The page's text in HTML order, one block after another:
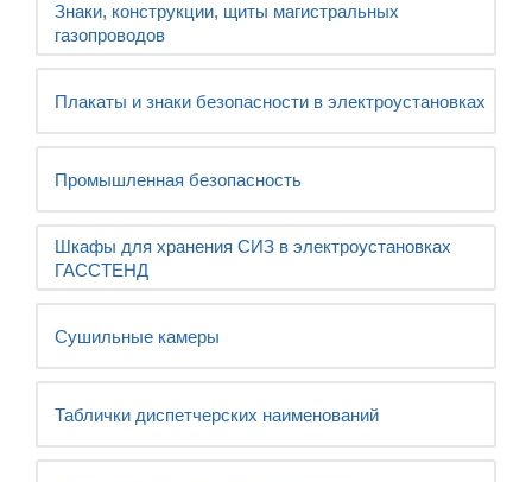
Знаки, конструкции, щиты магистральных
газопроводов
Плакаты и знаки безопасности в электроустановках
Промышленная безопасность
Шкафы для хранения СИЗ в электроустановках
ГАССТЕНД
Сушильные камеры
Таблички диспетчерских наименований